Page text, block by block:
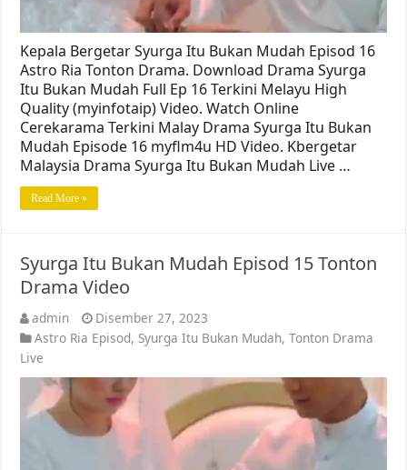
Kepala Bergetar Syurga Itu Bukan Mudah Episod 16
Astro Ria Tonton Drama. Download Drama Syurga
Itu Bukan Mudah Full Ep 16 Terkini Melayu High
Quality (myinfotaip) Video. Watch Online
Cerekarama Terkini Malay Drama Syurga Itu Bukan
Mudah Episode 16 myflm4u HD Video. Kbergetar
Malaysia Drama Syurga Itu Bukan Mudah Live …
Read More »
Syurga Itu Bukan Mudah Episod 15 Tonton
Drama Video
admin
Disember 27, 2023
Astro Ria Episod, Syurga Itu Bukan Mudah,Tonton Drama
Live